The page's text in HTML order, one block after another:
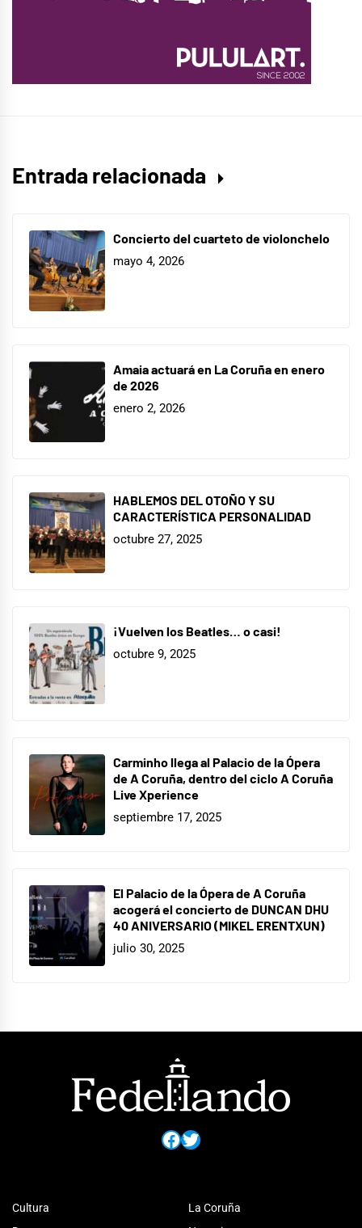
Entrada relacionada
Concierto del cuarteto de violonchelo
mayo 4, 2026
Amaia actuará en La Coruña en enero
de 2026
enero 2, 2026
HABLEMOS DEL OTOÑO Y SU
CARACTERÍSTICA PERSONALIDAD
octubre 27, 2025
¡Vuelven los Beatles… o casi!
octubre 9, 2025
Carminho llega al Palacio de la Ópera
de A Coruña, dentro del ciclo A Coruña
Live Xperience
septiembre 17, 2025
El Palacio de la Ópera de A Coruña
acogerá el concierto de DUNCAN DHU
40 ANIVERSARIO (MIKEL ERENTXUN)
julio 30, 2025
Facebook
Twitter
Cultura
La Coruña